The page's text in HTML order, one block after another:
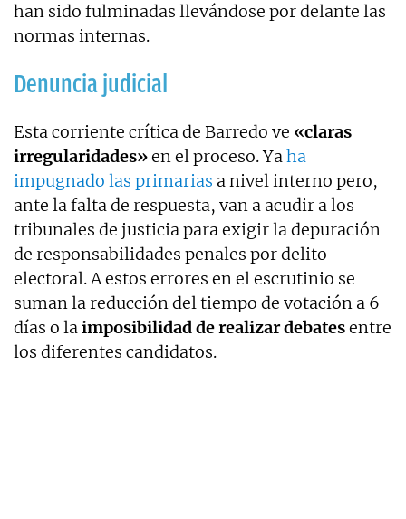
han sido fulminadas llevándose por delante las
normas internas.
Denuncia judicial
Esta corriente crítica de Barredo ve «claras
irregularidades»en el proceso. Yaha
impugnado las primarias a nivel interno pero,
ante la falta de respuesta, van a acudir a los
tribunales de justicia para exigir la depuración
de responsabilidades penales por delito
electoral. A estos errores en el escrutinio se
suman la reducción del tiempo de votación a 6
días o laimposibilidad de realizar debatesentre
los diferentes candidatos.